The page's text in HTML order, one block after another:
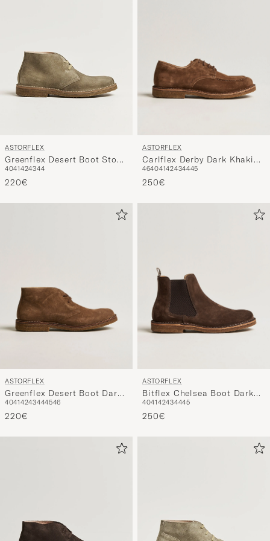
ASTORFLEX
Greenflex Desert Boot Stone
Suede
4041424344
220€
ASTORFLEX
Carlflex Derby Dark Khaki
Suede
46404142434445
250€
ASTORFLEX
Greenflex Desert Boot Dark
Khaki Suede
40414243444546
220€
ASTORFLEX
Bitflex Chelsea Boot Dark
Brown Suede
404142434445
250€